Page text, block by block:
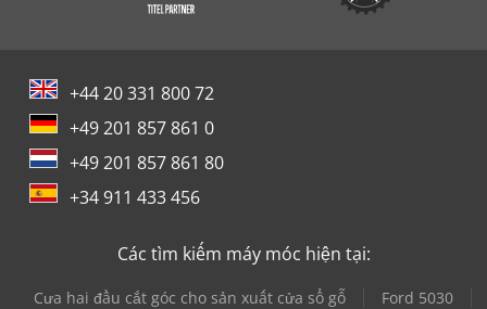
+44 20 331 800 72
+49 201 857 861 0
+49 201 857 861 80
+34 911 433 456
Các tìm kiếm máy móc hiện tại:
Cưa hai đầu cắt góc cho sản xuất cửa sổ gỗ
Ford 5030